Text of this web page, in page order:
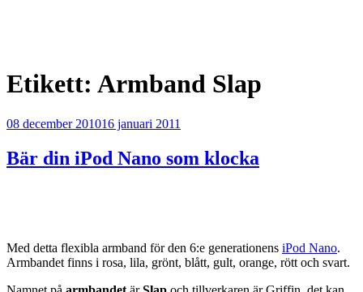
Etikett: Armband Slap
Publicerat
08 december 201016 januari 2011
Bär din iPod Nano som klocka
Med detta flexibla armband för den 6:e generationens iPod Nano.
Armbandet finns i rosa, lila, grönt, blått, gult, orange, rött och svart.